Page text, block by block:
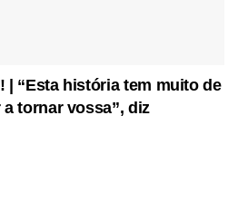
| “Esta história tem muito de
tornar vossa”, diz